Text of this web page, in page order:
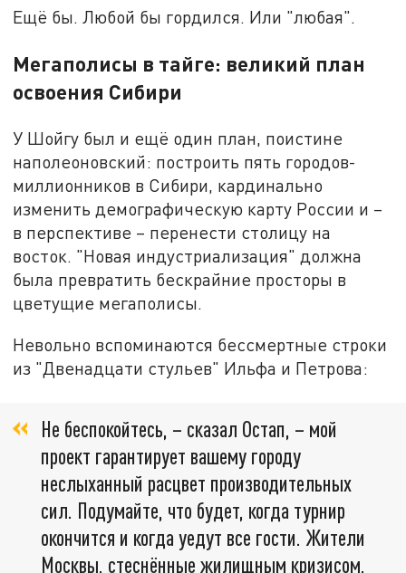
Ещё бы. Любой бы гордился. Или "любая".
Мегаполисы в тайге: великий план
освоения Сибири
У Шойгу был и ещё один план, поистине
наполеоновский: построить пять городов-
миллионников в Сибири, кардинально
изменить демографическую карту России и –
в перспективе – перенести столицу на
восток. "Новая индустриализация" должна
была превратить бескрайние просторы в
цветущие мегаполисы.
Невольно вспоминаются бессмертные строки
из "Двенадцати стульев" Ильфа и Петрова:
Не беспокойтесь, – сказал Остап, – мой
проект гарантирует вашему городу
неслыханный расцвет производительных
сил. Подумайте, что будет, когда турнир
окончится и когда уедут все гости. Жители
Москвы, стеснённые жилищным кризисом,